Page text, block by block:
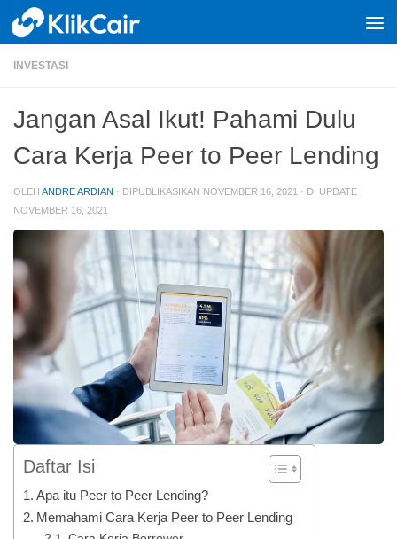
Skip to content
INVESTASI
Jangan Asal Ikut! Pahami Dulu
Cara Kerja Peer to Peer Lending
OLEH ANDRE ARDIAN · DIPUBLIKASIKAN NOVEMBER 16, 2021 · DI UPDATE
NOVEMBER 16, 2021
Daftar Isi
Apa itu Peer to Peer Lending?
Memahami Cara Kerja Peer to Peer Lending